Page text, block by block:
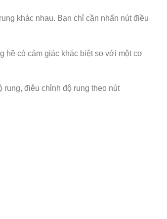
khác nhau. Bạn chỉ cần nhấn nút điều
hề có cảm giác khác biệt so với một cơ
điêu chỉnh độ rung theo nút